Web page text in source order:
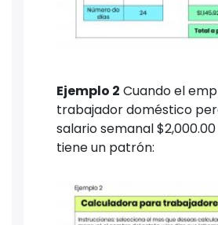
Ejemplo 2 Cuando el
trabajador doméstico
salario semanal
tiene un patrón: